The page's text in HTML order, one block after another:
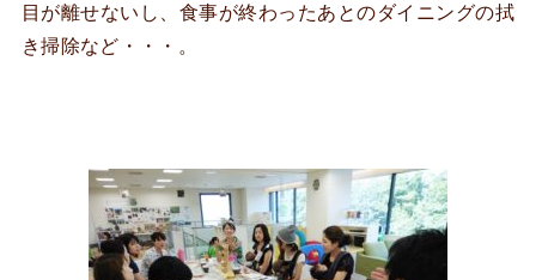
目が離せないし、食事が終わったあとのダイニングの拭
き掃除など・・・。